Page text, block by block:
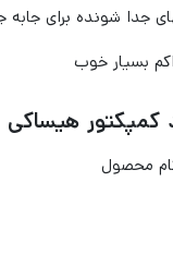
هیساکی